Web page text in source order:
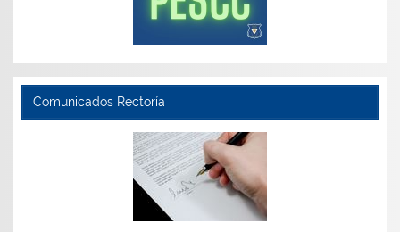
Comunicados Rectoría